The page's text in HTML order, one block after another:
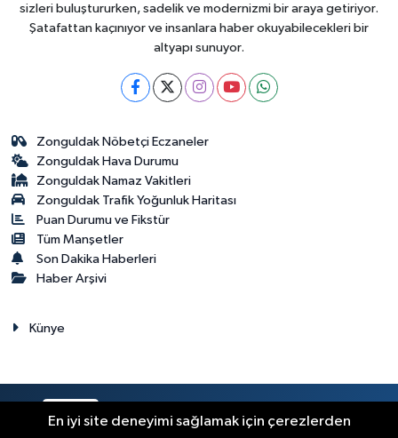
sizleri buluştururken, sadelik ve modernizmi bir araya getiriyor.
Şatafattan kaçınıyor ve insanlara haber okuyabilecekleri bir
altyapı sunuyor.
Zonguldak Nöbetçi Eczaneler
Zonguldak Hava Durumu
Zonguldak Namaz Vakitleri
Zonguldak Trafik Yoğunluk Haritası
Puan Durumu ve Fikstür
Tüm Manşetler
Son Dakika Haberleri
Haber Arşivi
Künye
RSS Copyright © 2023. Her hakkı saklıdır.
En iyi site deneyimi sağlamak için çerezlerden